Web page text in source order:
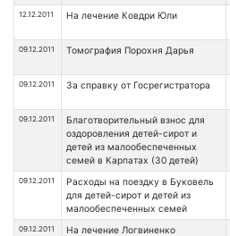
12.12.2011 На лечение Ковдри Юли
09.12.2011 Томография Порохня Дарья
09.12.2011 За справку от Госрегистратора
09.12.2011
Благотворительный взнос для
оздоровления детей-сирот и
детей из малообеспеченных
семей в Карпатах (30 детей)
09.12.2011
Расходы на поездку в Буковель
для детей-сирот и детей из
малообеспеченных семей
09.12.2011
На лечение Логвиненко